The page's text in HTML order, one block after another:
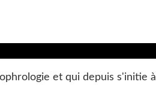
et qui depuis s'initie à